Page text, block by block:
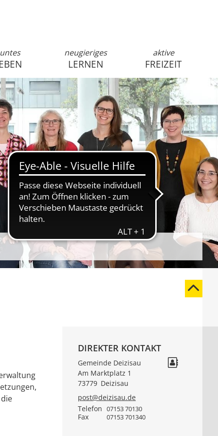
anmelden
neugieriges
LERNEN
aktive
FREIZEIT
DIREKTER KONTAKT
Gemeinde Deizisau
Am Marktplatz 1
73779 Deizisau
post@deizisau.de
Telefon 07153 70130
Fax 07153 701340